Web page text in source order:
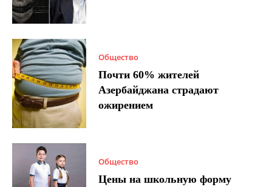
Общество
Почти 60% жителей
Азербайджана страдают
ожирением
Общество
Цены на школьную форму